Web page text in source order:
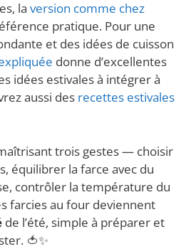
la version comme chez
pratique. Pour une
et des idées de cuisson
donne d’excellentes
idées estivales à intégrer à
aussi des recettes estivales
trois gestes — choisir
équilibrer la farce avec du
contrôler la température du
farcies au four deviennent
de l’été, simple à préparer et
🍅✨